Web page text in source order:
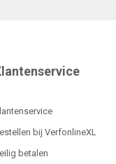
bij VerfonlineXL
betalen